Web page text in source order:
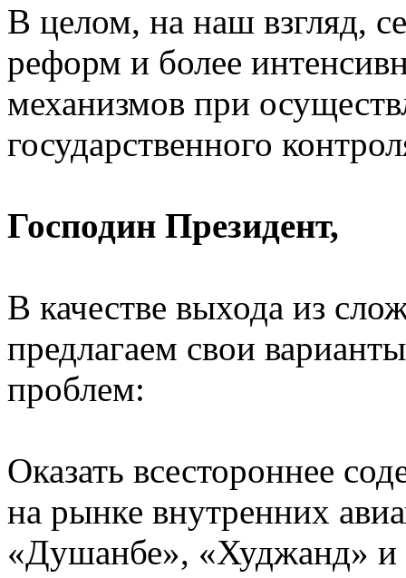
В целом, на наш взгляд,
реформ и более
механизмов при
государственного
Господин Президент,
В качестве выхода из
предлагаем свои
проблем:
Оказать всестороннее
на рынке внутренних
«Душанбе», «Худжанд» и